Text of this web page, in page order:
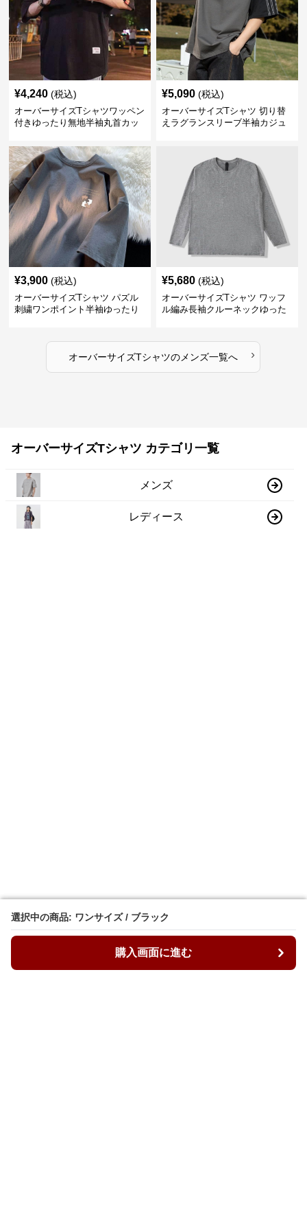
選択中の商品: ワンサイズ / ブラック
購入画面に進む
選択中の商品: ワンサイズ / ブラック
購入画面に進む
¥4,240 (税込)
オーバーサイズTシャツワッペン
付きゆったり無地半袖丸首カッ
¥5,090 (税込)
オーバーサイズTシャツ 切り替
えラグランスリーブ半袖カジュ
¥3,900 (税込)
オーバーサイズTシャツ パズル
刺繍ワンポイント半袖ゆったり
¥5,680 (税込)
オーバーサイズTシャツ ワッフ
ル編み長袖クルーネックゆった
オーバーサイズTシャツの メンズ一覧へ ›
オーバーサイズTシャツ カテゴリ一覧
メンズ
レディース